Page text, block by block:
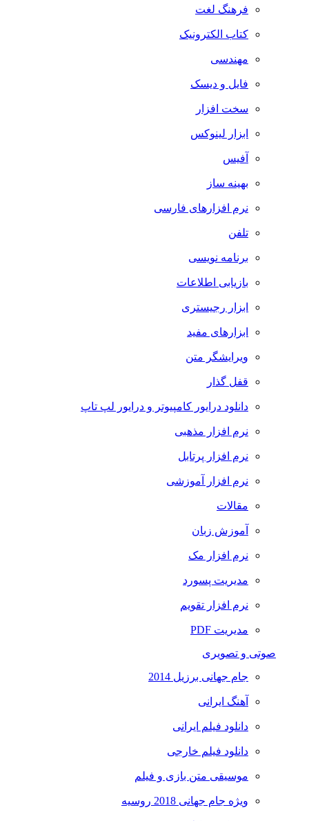
فرهنگ لغت
کتاب الکترونیک
مهندسی
فایل و دیسک
سخت افزار
ابزار لینوکس
آفیس
بهینه ساز
نرم افزارهای فارسی
تلفن
برنامه نویسی
بازیابی اطلاعات
ابزار رجیستری
ابزارهای مفید
ویرایشگر متن
قفل گذار
دانلود درایور کامپیوتر و درایور لپ تاپ
نرم افزار مذهبی
نرم افزار پرتابل
نرم افزار آموزشی
مقالات
آموزش زبان
نرم افزار مک
مدیریت پسورد
نرم افزار تقویم
مدیریت PDF
صوتی و تصویری
جام جهانی برزیل 2014
آهنگ ایرانی
دانلود فیلم ایرانی
دانلود فیلم خارجی
موسیقی متن بازی و فیلم
ویژه جام جهانی 2018 روسیه